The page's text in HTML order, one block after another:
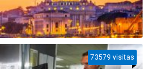
73579 visitas